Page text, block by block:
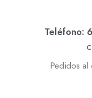
Teléfono:
Pedidos